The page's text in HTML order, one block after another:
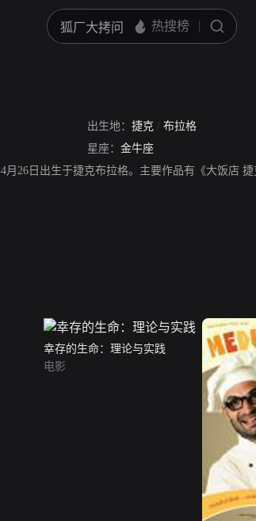
出生地： 捷克 / 布拉格
星座： 金牛座
月26日出生于捷克布拉格。主要作品有《大饭店
幸存的生命：理论与实践
电影